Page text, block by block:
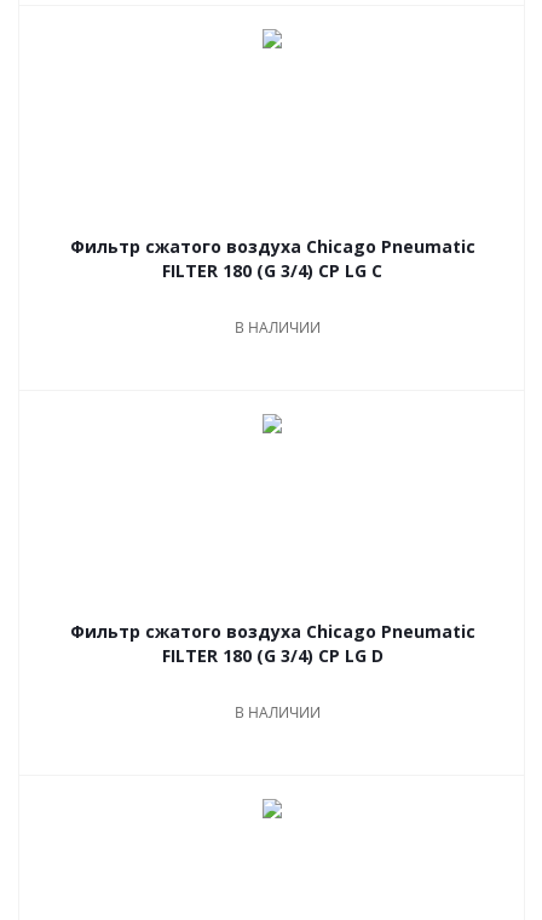
Фильтр сжатого воздуха Chicago Pneumatic
FILTER 180 (G 3/4) CP LG C
В НАЛИЧИИ
Фильтр сжатого воздуха Chicago Pneumatic
FILTER 180 (G 3/4) CP LG D
В НАЛИЧИИ